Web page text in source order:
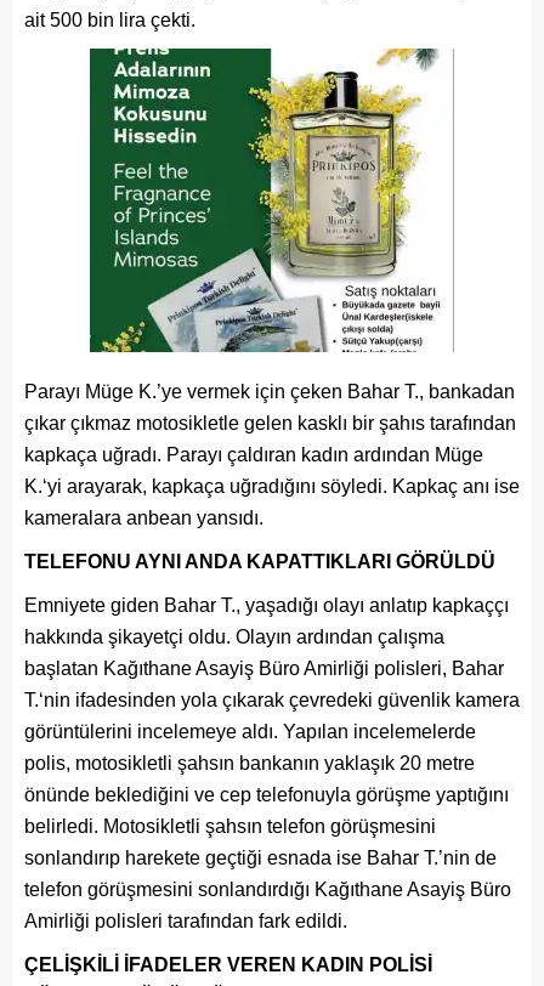
ait 500 bin lira çekti.
Parayı Müge K.’ye vermek için çeken Bahar T., bankadan
çıkar çıkmaz motosikletle gelen kasklı bir şahıs tarafından
kapkaça uğradı. Parayı çaldıran kadın ardından Müge
K.‘yi arayarak, kapkaça uğradığını söyledi. Kapkaç anı ise
kameralara anbean yansıdı.
TELEFONU AYNI ANDA KAPATTIKLARI GÖRÜLDÜ
Emniyete giden Bahar T., yaşadığı olayı anlatıp kapkaççı
hakkında şikayetçi oldu. Olayın ardından çalışma
başlatan Kağıthane Asayiş Büro Amirliği polisleri, Bahar
T.‘nin ifadesinden yola çıkarak çevredeki güvenlik kamera
görüntülerini incelemeye aldı. Yapılan incelemelerde
polis, motosikletli şahsın bankanın yaklaşık 20 metre
önünde beklediğini ve cep telefonuyla görüşme yaptığını
belirledi. Motosikletli şahsın telefon görüşmesini
sonlandırıp harekete geçtiği esnada ise Bahar T.’nin de
telefon görüşmesini sonlandırdığı Kağıthane Asayiş Büro
Amirliği polisleri tarafından fark edildi.
ÇELİŞKİLİ İFADELER VEREN KADIN POLİSİ